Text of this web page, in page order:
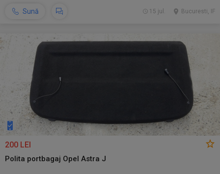
Sună Bucuresti, IF
15 jul.
200 LEI
Polita portbagaj Opel Astra J